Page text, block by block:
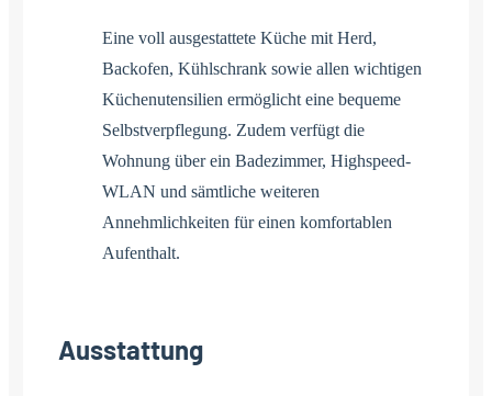
Eine voll ausgestattete Küche mit Herd,
Backofen, Kühlschrank sowie allen wichtigen
Küchenutensilien ermöglicht eine bequeme
Selbstverpflegung. Zudem verfügt die
Wohnung über ein Badezimmer, Highspeed-
WLAN und sämtliche weiteren
Annehmlichkeiten für einen komfortablen
Aufenthalt.
Ausstattung